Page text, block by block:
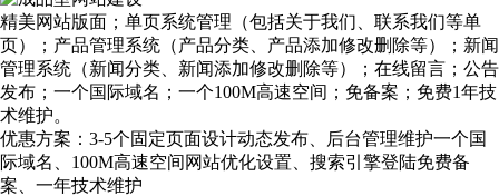
精美网站版面；单页系统管理（包括关于我们、联系我们等单
页）；产品管理系统（产品分类、产品添加修改删除等）；新闻
管理系统（新闻分类、新闻添加修改删除等）；在线留言；公告
发布；一个国际域名；一个100M高速空间；免备案；免费1年技
术维护。
优惠方案： 3-5个固定页面设计动态发布、后台管理维护一个国
际域名、100M高速空间网站优化设置、搜索引擎登陆免费备
案、一年技术维护